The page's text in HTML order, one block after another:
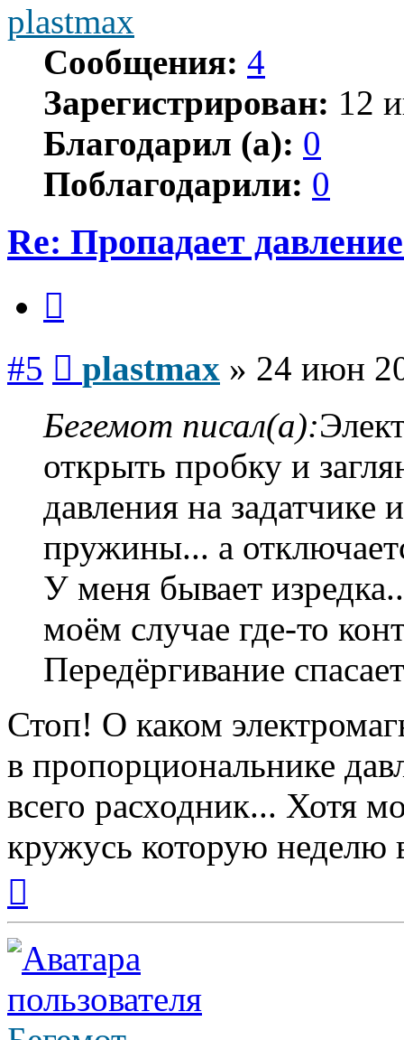
plastmax
Сообщения: 4
Зарегистрирован: 12
Благодарил (а): 0
Поблагодарили: 0
Re: Пропадает
#5 plastmax » 24 июн
Бегемот писал(а):
открыть пробку и
давления на задатчике
пружины... а
У меня бывает
моём случае где-то
Передёргивание
Стоп! О каком
в пропорциональнике
всего расходник... Хотя
кружусь которую неделю
началу